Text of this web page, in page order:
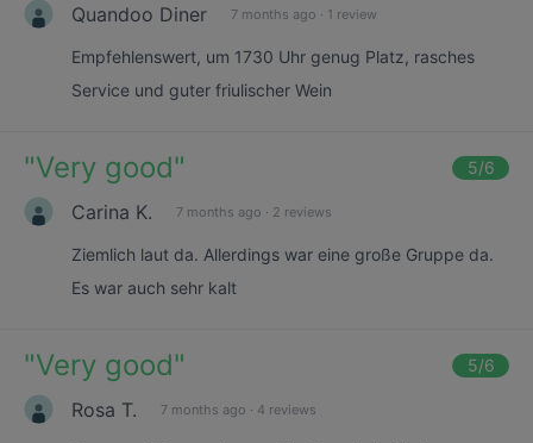
Quandoo Diner 7 months ago · 1 review
Empfehlenswert, um 1730 Uhr genug Platz, rasches
Service und guter friulischer Wein
"Very good" 5/6
Carina K. 7 months ago · 2 reviews
Ziemlich laut da. Allerdings war eine große Gruppe da.
Es war auch sehr kalt
"Very good" 5/6
Rosa T. 7 months ago · 4 reviews